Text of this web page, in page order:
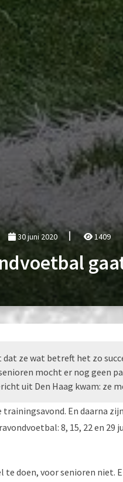
30 juni 2020 1409
dat ze wat betreft het zo
mocht er nog geen
uit Den Haag kwam: ze
En daarna
8, 15, 22 en 29
te doen, voor senioren niet.